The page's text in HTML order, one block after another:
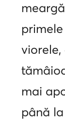
viorele,
mai
până